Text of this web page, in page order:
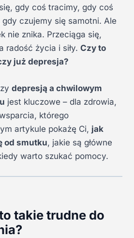
gdy coś tracimy, gdy coś
czujemy się samotni. Ale
nie znika. Przeciąga się,
radość życia i siły. Czy to
już depresja?
depresją a chwilowym
jest kluczowe – dla zdrowia,
którego
artykule pokażę Ci, jak
od smutku, jakie są główne
warto szukać pomocy.
takie trudne do